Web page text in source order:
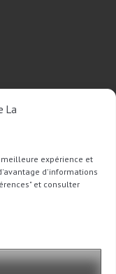
La
expérience et
d'informations
et consulter